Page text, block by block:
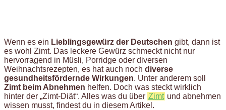
Wenn es ein Lieblingsgewürz der Deutschen gibt, dann ist
es wohl Zimt. Das leckere Gewürz schmeckt nicht nur
hervorragend in Müsli, Porridge oder diversen
Weihnachtsrezepten, es hat auch noch diverse
gesundheitsfördernde Wirkungen. Unter anderem soll
Zimt beim Abnehmen helfen. Doch was steckt wirklich
hinter der „Zimt-Diät“. Alles was du über Zimt und abnehmen
wissen musst, findest du in diesem Artikel.